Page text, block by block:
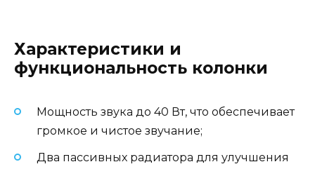
Характеристики и
функциональность колонки
Мощность звука до 40 Вт, что обеспечивает
громкое и чистое звучание;
Два пассивных радиатора для улучшения